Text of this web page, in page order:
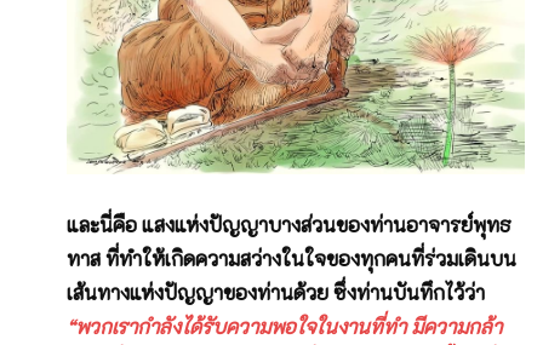
และนี่คือ แสงแห่งปัญญาบางส่วนของท่านอาจารย์พุทธ
ทาส ที่ทำให้เกิดความสว่างในใจของทุกคนที่ร่วมเดินบน
เส้นทางแห่งปัญญาของท่านด้วย ซึ่งท่านบันทึกไว้ว่า
“พวกเรากำลังได้รับความพอใจในงานที่ทำ มีความกล้า